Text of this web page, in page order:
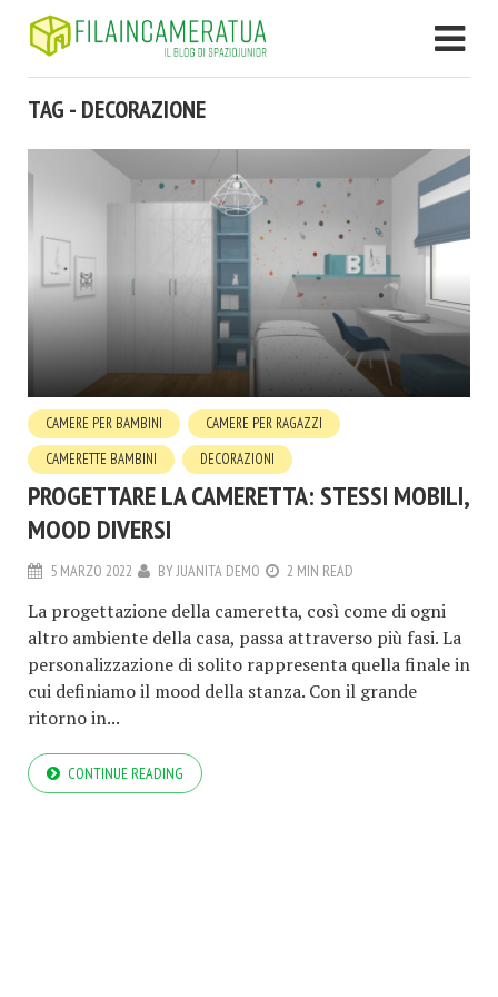
TAG - DECORAZIONE
CAMERE PER BAMBINI
CAMERE PER RAGAZZI
CAMERETTE BAMBINI
DECORAZIONI
PROGETTARE LA CAMERETTA: STESSI MOBILI,
MOOD DIVERSI
5 MARZO 2022 BYJUANITA DEMO 2 MIN READ
La progettazione della cameretta, così come di ogni
altro ambiente della casa, passa attraverso più fasi. La
personalizzazione di solito rappresenta quella finale in
cui definiamo il mood della stanza. Con il grande
ritorno in...
CONTINUE READING